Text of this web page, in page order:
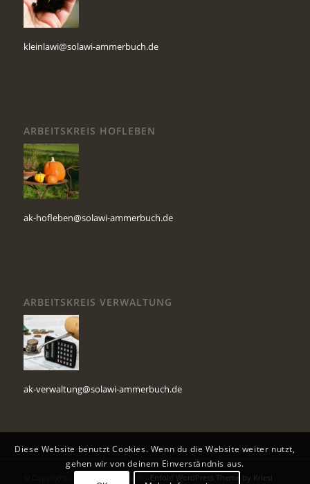
kleinlawi@solawi-ammerbuch.de
ARBEITSKREIS HOFLEBEN
ak-hofleben@solawi-ammerbuch.de
ARBEITSKREIS VERWALTUNG
ak-verwaltung@solawi-ammerbuch.de
Enfold WordPress Theme by Kriesi
Diese Website benutzt Cookies. Wenn du die Website weiter nutzt,
gehen wir von deinem Einverständnis aus.